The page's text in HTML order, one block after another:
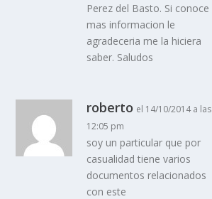
Perez del Basto. Si conoce
mas informacion le
agradeceria me la hiciera
saber. Saludos
roberto el 14/10/2014 a las
12:05 pm
soy un particular que por
casualidad tiene varios
documentos relacionados
con este